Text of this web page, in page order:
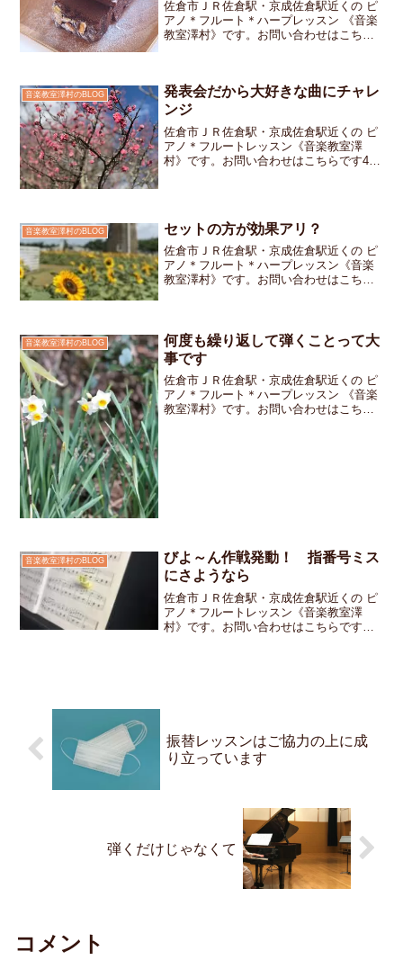
佐倉市ＪＲ佐倉駅・京成佐倉駅近くの ピ
アノ＊フルート＊ハープレッスン 《音楽
教室澤村》です。お問い合わせはこちら
ました。お教室のレッ...
音楽教室澤村のBLOG
発表会だから大好きな曲にチャレ
ンジ
佐倉市ＪＲ佐倉駅・京成佐倉駅近くの ピ
アノ＊フルートレッスン《音楽教室澤
村》です。お問い合わせはこちらです4月
ートして間もないので...
音楽教室澤村のBLOG セットの方が効果アリ？
佐倉市ＪＲ佐倉駅・京成佐倉駅近くの ピ
アノ＊フルート＊ハープレッスン《音楽
教室澤村》です。お問い合わせはこちら
なっていましたよ！「す...
音楽教室澤村のBLOG
何度も繰り返して弾くことって大
事です
佐倉市ＪＲ佐倉駅・京成佐倉駅近くの ピ
アノ＊フルート＊ハープレッスン 《音楽
教室澤村》です。お問い合わせはこちら
音楽教室澤村のBLOG
びよ～ん作戦発動！ 指番号ミス
にさようなら
佐倉市ＪＲ佐倉駅・京成佐倉駅近くの ピ
アノ＊フルートレッスン《音楽教室澤
村》です。お問い合わせはこちらです先
振替レッスンはご協力の上に成
り立っています
弾くだけじゃなくて
コメント